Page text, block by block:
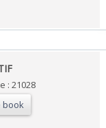
: 21028
book